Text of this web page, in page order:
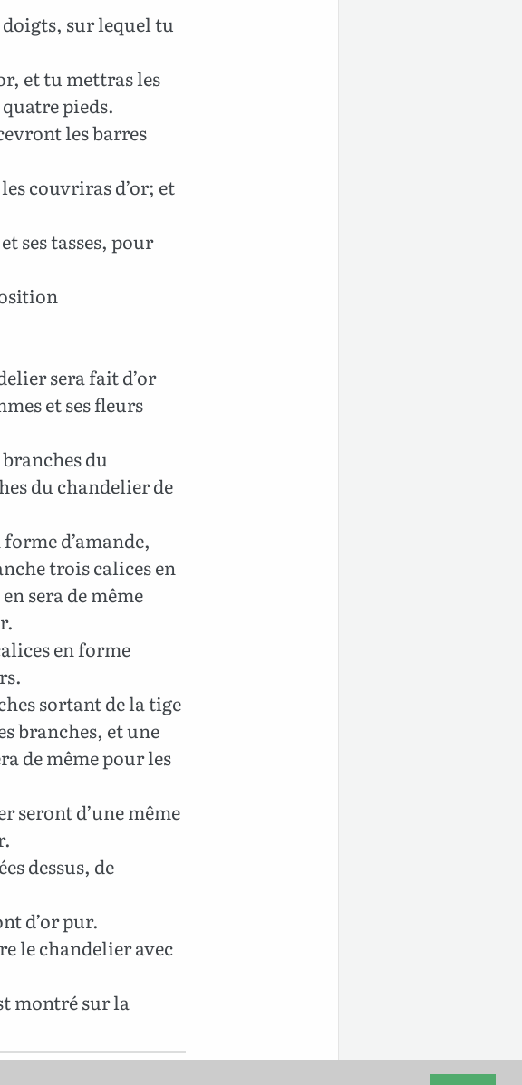
sur lequel tu
et tu mettras les
pieds.
les barres
couvriras d’or; et
ses tasses, pour
sera fait d’or
et ses fleurs
du
du chandelier de
d’amande,
trois calices en
sera de même
en forme
sortant de la tige
branches, et une
de même pour les
seront d’une même
dessus, de
d’or pur.
le chandelier avec
montré sur la